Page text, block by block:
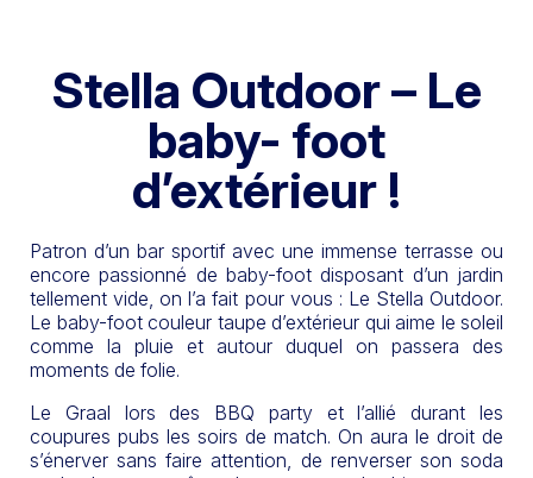
Stella Outdoor – Le
baby- foot
d’extérieur !
Patron d’un bar sportif avec une immense terrasse ou
encore passionné de baby-foot disposant d’un jardin
tellement vide, on l’a fait pour vous : Le Stella Outdoor.
Le baby-foot couleur taupe d’extérieur qui aime le soleil
comme la pluie et autour duquel on passera des
moments de folie.
Le Graal lors des BBQ party et l’allié durant les
coupures pubs les soirs de match. On aura le droit de
s’énerver sans faire attention, de renverser son soda